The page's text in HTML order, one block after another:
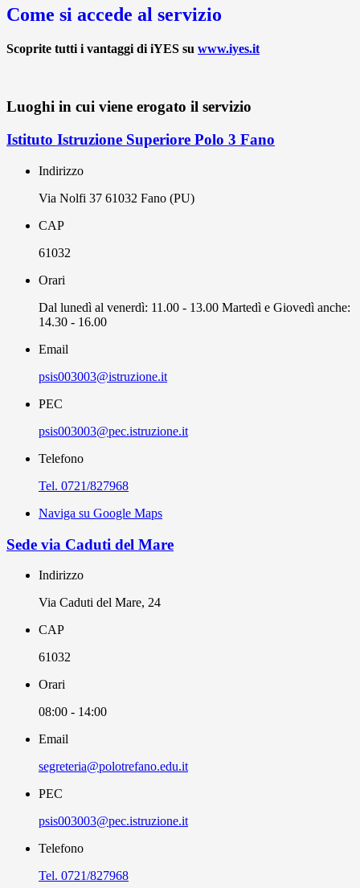
Come si accede al servizio
Scoprite tutti i vantaggi di iYES su www.iyes.it
Luoghi in cui viene erogato il servizio
Istituto Istruzione Superiore Polo 3 Fano
Indirizzo
Via Nolfi 37 61032 Fano (PU)
CAP
61032
Orari
Dal lunedì al venerdì: 11.00 - 13.00 Martedì e Giovedì anche:
14.30 - 16.00
Email
psis003003@istruzione.it
PEC
psis003003@pec.istruzione.it
Telefono
Tel. 0721/827968
Naviga su Google Maps
Sede via Caduti del Mare
Indirizzo
Via Caduti del Mare, 24
CAP
61032
Orari
08:00 - 14:00
Email
segreteria@polotrefano.e​du.it
PEC
psis003003@pec.istruzione.it
Telefono
Tel. 0721/827968